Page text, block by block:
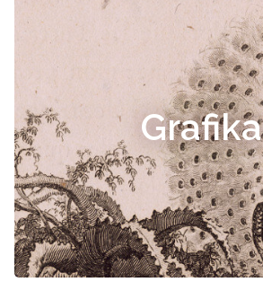
Grafika